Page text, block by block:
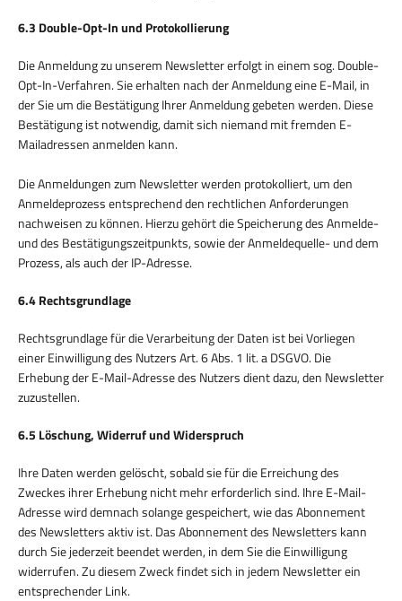
6.3 Double-Opt-In und Protokollierung
Die Anmeldung zu unserem Newsletter erfolgt in einem sog. Double-
Opt-In-Verfahren. Sie erhalten nach der Anmeldung eine E-Mail, in
der Sie um die Bestätigung Ihrer Anmeldung gebeten werden. Diese
Bestätigung ist notwendig, damit sich niemand mit fremden E-
Mailadressen anmelden kann.
Die Anmeldungen zum Newsletter werden protokolliert, um den
Anmeldeprozess entsprechend den rechtlichen Anforderungen
nachweisen zu können. Hierzu gehört die Speicherung des Anmelde-
und des Bestätigungszeitpunkts, sowie der Anmeldequelle- und dem
Prozess, als auch der IP-Adresse.
6.4 Rechtsgrundlage
Rechtsgrundlage für die Verarbeitung der Daten ist bei Vorliegen
einer Einwilligung des Nutzers Art. 6 Abs. 1 lit. a DSGVO. Die
Erhebung der E-Mail-Adresse des Nutzers dient dazu, den Newsletter
zuzustellen.
6.5 Löschung, Widerruf und Widerspruch
Ihre Daten werden gelöscht, sobald sie für die Erreichung des
Zweckes ihrer Erhebung nicht mehr erforderlich sind. Ihre E-Mail-
Adresse wird demnach solange gespeichert, wie das Abonnement
des Newsletters aktiv ist. Das Abonnement des Newsletters kann
durch Sie jederzeit beendet werden, in dem Sie die Einwilligung
widerrufen. Zu diesem Zweck findet sich in jedem Newsletter ein
entsprechender Link.